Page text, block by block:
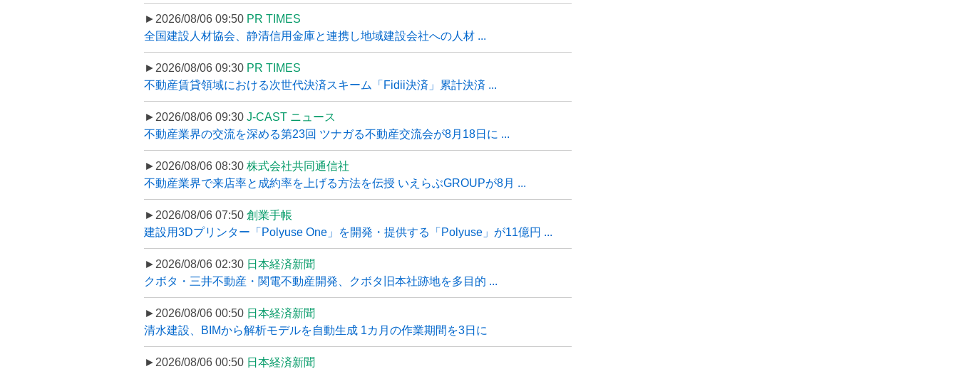
►2026/08/06 09:50 PR TIMES
全国建設人材協会、静清信用金庫と連携し地域建設会社への人材 ...
►2026/08/06 09:30 PR TIMES
不動産賃貸領域における次世代決済スキーム「Fidii決済」累計決済 ...
►2026/08/06 09:30 J-CAST ニュース
不動産業界の交流を深める第23回 ツナガる不動産交流会が8月18日に ...
►2026/08/06 08:30 株式会社共同通信社
不動産業界で来店率と成約率を上げる方法を伝授 いえらぶGROUPが8月 ...
►2026/08/06 07:50 創業手帳
建設用3Dプリンター「Polyuse One」を開発・提供する「Polyuse」が11億円 ...
►2026/08/06 02:30 日本経済新聞
クボタ・三井不動産・関電不動産開発、クボタ旧本社跡地を多目的 ...
►2026/08/06 00:50 日本経済新聞
清水建設、BIMから解析モデルを自動生成 1カ月の作業期間を3日に
►2026/08/06 00:50 日本経済新聞